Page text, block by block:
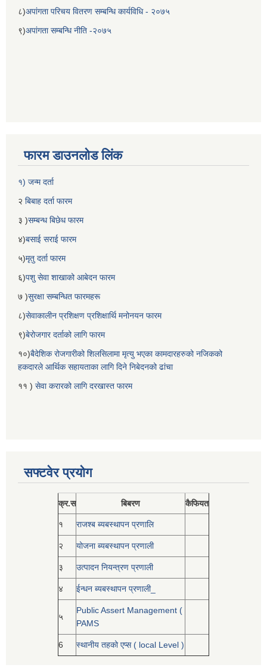
८)अपांगता परिचय वितरण सम्बन्धि कार्यविधि - २०७५
९)अपांगता सम्बन्धि नीति -२०७५
फारम डाउनलोड लिंक
१) जन्म दर्ता
२ बिबाह दर्ता फारम
३ )सम्बन्ध बिछेध फारम
४)बसाई सराई फारम
५)मृतु दर्ता फारम
६)पशु सेवा शाखाको आबेदन फारम
७ )सुरक्षा सम्बन्धित फारमहरू
८)सेवाकालीन प्रशिक्षण प्रशिक्षार्थि मनोनयन फारम
९)बेरोजगार दर्ताको लागि फारम
१०)बैदेशिक रोजगारीको शिलसिलामा मृत्यु भएका कामदारहरुको नजिकको
हकदारले आर्थिक सहायताका लागि दिने निबेदनको ढांचा
११ ) सेवा करारको लागि दरखास्त फारम
सफ्टवेर प्रयोग
क्र.स बिबरण कैफियत
१ राजश्ब ब्यबस्थापन प्रणालि
२ योजना ब्यबस्थापन प्रणाली
३ उत्पादन नियन्त्रण प्रणाली
४ ईन्धन ब्यबस्थापन प्रणाली_
५
Public Assert Management (
PAMS
6 स्थानीय तहको एप्स ( local Level )